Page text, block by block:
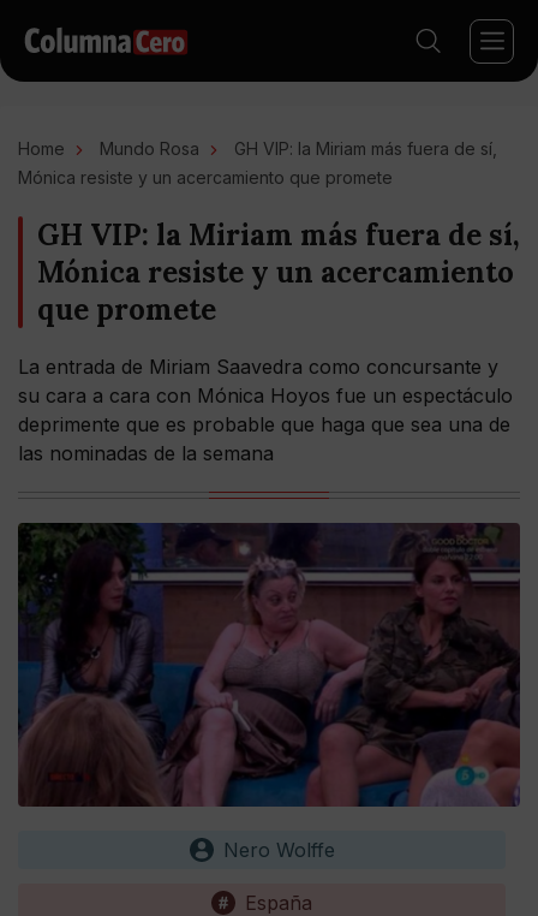
Home Mundo Rosa
GH VIP: la Miriam más fuera de sí,
Mónica resiste y un acercamiento que promete
GH VIP: la Miriam más fuera de sí,
Mónica resiste y un acercamiento
que promete
La entrada de Miriam Saavedra como concursante y
su cara a cara con Mónica Hoyos fue un espectáculo
deprimente que es probable que haga que sea una de
las nominadas de la semana
Nero Wolffe
España